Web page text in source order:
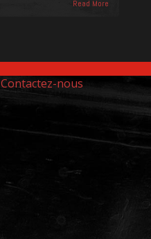
Read More
Contactez-nous